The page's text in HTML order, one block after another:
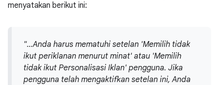
menyatakan berikut ini:
"...Anda harus mematuhi setelan 'Memilih tidak
ikut periklanan menurut minat' atau 'Memilih
tidak ikut Personalisasi Iklan' pengguna. Jika
pengguna telah mengaktifkan setelan ini, Anda